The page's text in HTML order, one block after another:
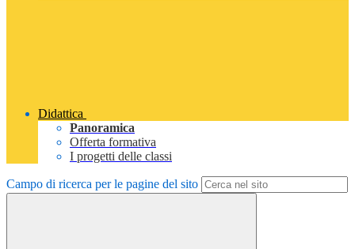
Didattica
Panoramica
Offerta formativa
I progetti delle classi
Campo di ricerca per le pagine del sito